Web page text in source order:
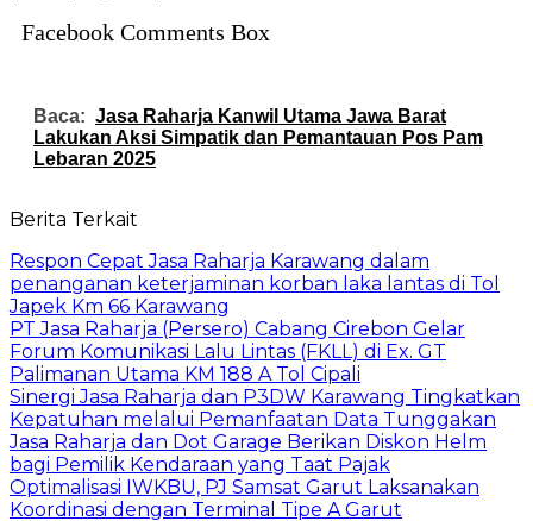
Facebook Comments Box
Baca: Jasa Raharja Kanwil Utama Jawa Barat
Lakukan Aksi Simpatik dan Pemantauan Pos Pam
Lebaran 2025
Berita Terkait
Respon Cepat Jasa Raharja Karawang dalam
penanganan keterjaminan korban laka lantas di Tol
Japek Km 66 Karawang
PT Jasa Raharja (Persero) Cabang Cirebon Gelar
Forum Komunikasi Lalu Lintas (FKLL) di Ex. GT
Palimanan Utama KM 188 A Tol Cipali
Sinergi Jasa Raharja dan P3DW Karawang Tingkatkan
Kepatuhan melalui Pemanfaatan Data Tunggakan
Jasa Raharja dan Dot Garage Berikan Diskon Helm
bagi Pemilik Kendaraan yang Taat Pajak
Optimalisasi IWKBU, PJ Samsat Garut Laksanakan
Koordinasi dengan Terminal Tipe A Garut